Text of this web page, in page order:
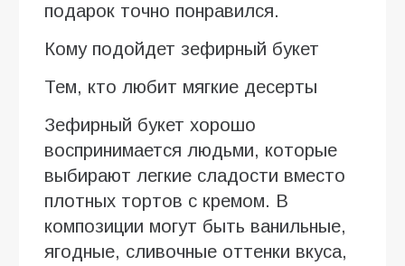
подарок точно понравился.
Кому подойдет зефирный букет
Тем, кто любит мягкие десерты
Зефирный букет хорошо
воспринимается людьми, которые
выбирают легкие сладости вместо
плотных тортов с кремом. В
композиции могут быть ванильные,
ягодные, сливочные оттенки вкуса,